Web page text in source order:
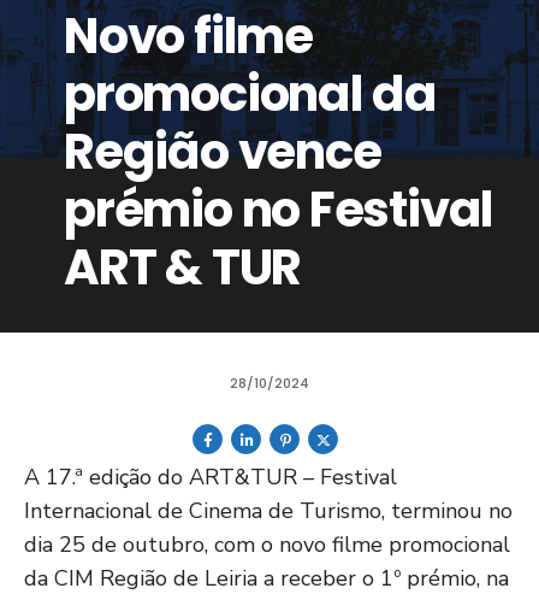
Novo filme
promocional da
Região vence
prémio no Festival
ART & TUR
28/10/2024
A 17.ª edição do ART&TUR – Festival
Internacional de Cinema de Turismo, terminou no
dia 25 de outubro, com o novo filme promocional
da CIM Região de Leiria a receber o 1º prémio, na